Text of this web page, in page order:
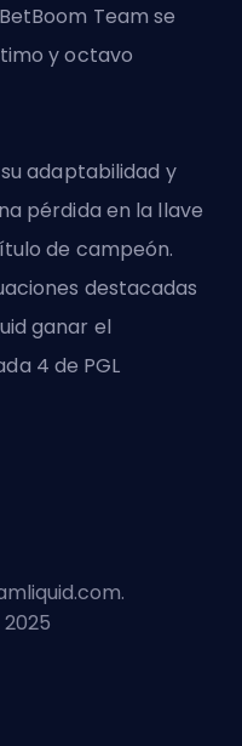
Team se
y octavo
adaptabilidad y
pérdida en la llave
de campeón.
destacadas
ganar el
4 de PGL